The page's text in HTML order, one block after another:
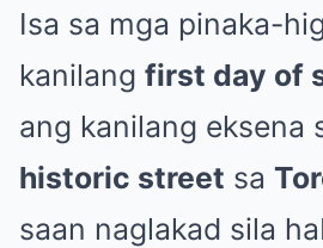
Isa sa mga pinaka-
kanilang first day of
ang kanilang eksena
historic street sa
saan naglakad sila